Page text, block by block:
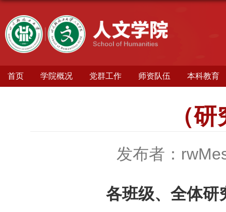
首页 学院概况 党群工作 师资队伍 本科教育
（
发布者：
各班级、全体研